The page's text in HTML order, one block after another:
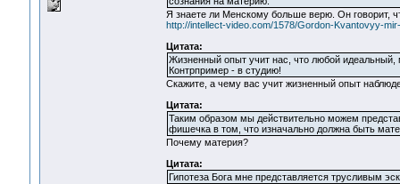
Я знаете ли Менскому больше верю. Он говорит,
http://intellect-video.com/1578/Gordon-Kvantovyy-
Цитата:
Жизненный опыт учит нас, что любой идеальный,
Контрпример - в студию!
Скажите, а чему вас учит жизненный опыт
Цитата:
Таким образом мы действительно можем
фишечка в том, что изначально должна быть
Почему материя?
Цитата:
Гипотеза Бога мне представляется трусливым